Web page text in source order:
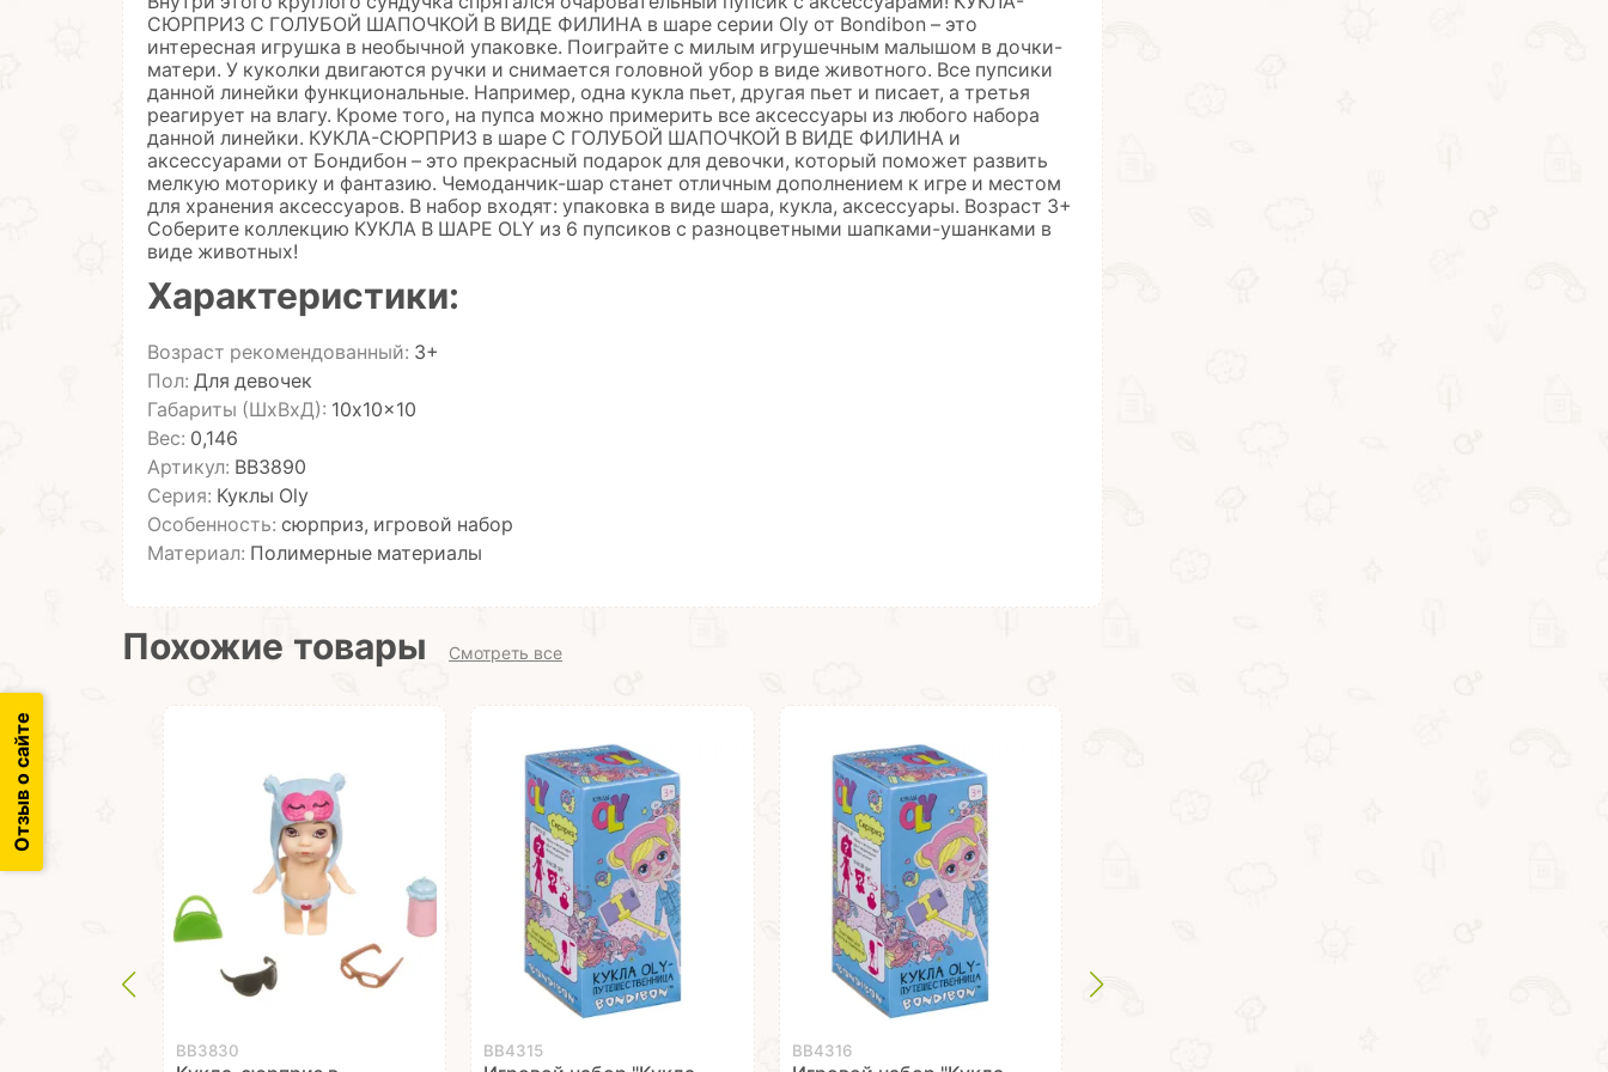
СЮРПРИЗ С ГОЛУБОЙ ШАПОЧКОЙ В ВИДЕ ФИЛИНА в шаре серии Oly от Bondibon – это
интересная игрушка в необычной упаковке. Поиграйте с милым игрушечным малышом в дочки-
матери. У куколки двигаются ручки и снимается головной убор в виде животного. Все пупсики
данной линейки функциональные. Например, одна кукла пьет, другая пьет и писает, а третья
реагирует на влагу. Кроме того, на пупса можно примерить все аксессуары из любого набора
данной линейки. КУКЛА-СЮРПРИЗ в шаре С ГОЛУБОЙ ШАПОЧКОЙ В ВИДЕ ФИЛИНА и
аксессуарами от Бондибон – это прекрасный подарок для девочки, который поможет развить
мелкую моторику и фантазию. Чемоданчик-шар станет отличным дополнением к игре и местом
для хранения аксессуаров. В набор входят: упаковка в виде шара, кукла, аксессуары. Возраст 3+
Соберите коллекцию КУКЛА В ШАРЕ OLY из 6 пупсиков с разноцветными шапками-ушанками в
виде животных!
Характеристики:
Возраст рекомендованный: 3+
Пол: Для девочек
Габариты (ШхВхД): 10x10x10
Вес: 0,146
Артикул: ВВ3890
Серия: Куклы Oly
Особенность: сюрприз, игровой набор
Материал: Полимерные материалы
Похожие товары Смотреть все
ВВ3830 ВВ4315 ВВ4316
Отзыв о сайте